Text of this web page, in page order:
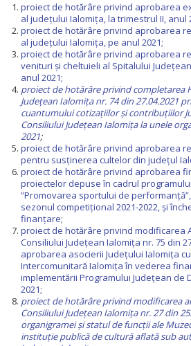
proiect de hotărâre privind aprobarea
al judeţului Ialomiţa, la trimestrul II, anul
proiect de hotărâre privind aprobarea
al județului Ialomița, pe anul 2021;
proiect de hotărâre privind aprobarea
venituri și cheltuieli al Spitalului
anul 2021;
proiect de hotărâre privind completarea
Județean Ialomița nr. 74 din 27.04.2021
cuantumului cotizaţiilor şi contribuţiilor
Consiliului Judeţean Ialomiţa la unele
2021;
proiect de hotărâre privind aprobarea
pentru susţinerea cultelor din judeţul
proiect de hotărâre privind aprobarea
proiectelor depuse în cadrul
”Promovarea sportului de
sezonul competițional 2021-2022, și
finanțare;
proiect de hotărâre privind modificarea
Consiliului Județean Ialomița nr. 75 din
aprobarea asocierii Judeţului Ialomiţa
Intercomunitară Ialomiţa în vederea
implementării Programului Judeţean de
2021;
proiect de hotărâre privind modificarea
Consiliului Județean Ialomița nr. 27 din
organigramei și statul de funcții ale
instituție publică de cultură aflată sub